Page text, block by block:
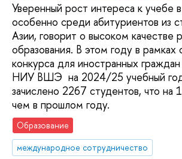
Уверенный рост интереса к учебе
особенно среди абитуриентов из
Азии, говорит о высоком качестве
образования. В этом году в рамках
конкурса для иностранных
НИУ ВШЭ на 2024/25 учебный
зачислено 2267 студентов, что на
чем в прошлом году.
Образование
международное сотрудничество